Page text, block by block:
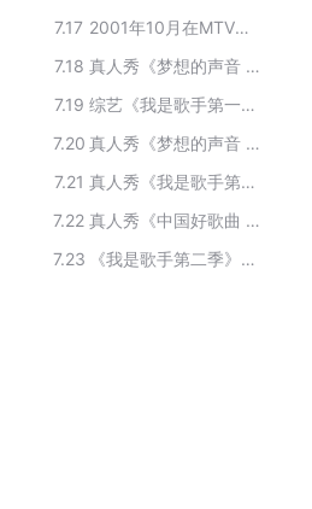
7.17
2001年10月在MTV《飞扬》中演唱的梦舟演艺明星体育俱乐部足球队队员
7.18
真人秀《梦想的声音 第二季》主要演员
7.19
综艺《我是歌手第一季》的主要嘉宾
7.20
真人秀《梦想的声音 第一季》主要演员
7.21
真人秀《我是歌手第一季》参赛选手
7.22
真人秀《中国好歌曲 第三季》主要演员
7.23
《我是歌手第二季》参演嘉宾